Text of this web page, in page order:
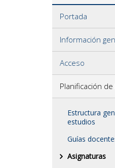
Portada
Información
Acceso
Planificación
Estructura
estudios
Guías
Asignaturas